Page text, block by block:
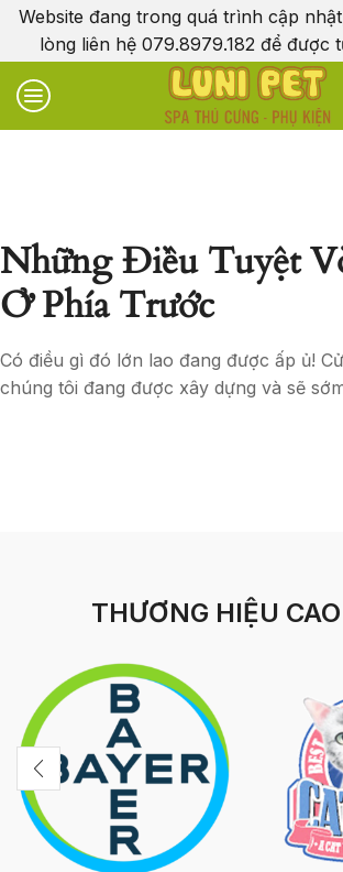
Website đang trong quá trình cập
lòng liên hệ 079.8979.182 để được
Những Điều Tuyệt
Ở Phía Trước
Có điều gì đó lớn lao đang được ấp ủ!
chúng tôi đang được xây dựng và sẽ
THƯƠNG HIỆU